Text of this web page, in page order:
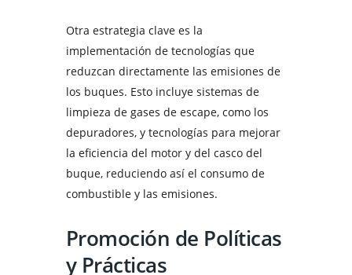
Otra estrategia clave es la
implementación de tecnologías que
reduzcan directamente las emisiones de
los buques. Esto incluye sistemas de
limpieza de gases de escape, como los
depuradores, y tecnologías para mejorar
la eficiencia del motor y del casco del
buque, reduciendo así el consumo de
combustible y las emisiones.
Promoción de Políticas
y Prácticas